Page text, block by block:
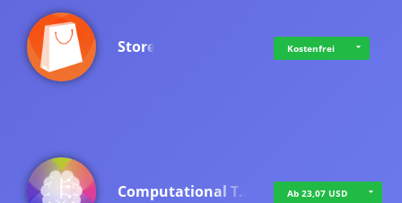
Store Kostenfrei
Computational T… Ab 23,07 USD